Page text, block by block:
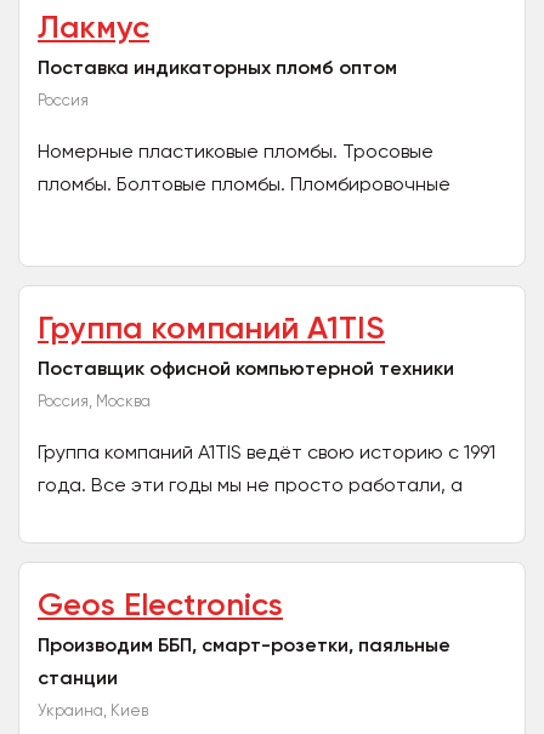
Лакмус
Поставка индикаторных пломб оптом
Россия
Номерные пластиковые пломбы. Тросовые
пломбы. Болтовые пломбы. Пломбировочные
Группа компаний A1TIS
Поставщик офисной компьютерной техники
Россия, Москва
Группа компаний A1TIS ведёт свою историю с 1991
года. Все эти годы мы не просто работали, а
делая его...
Geos Electronics
Производим ББП, смарт-розетки, паяльные
станции
Украина, Киев